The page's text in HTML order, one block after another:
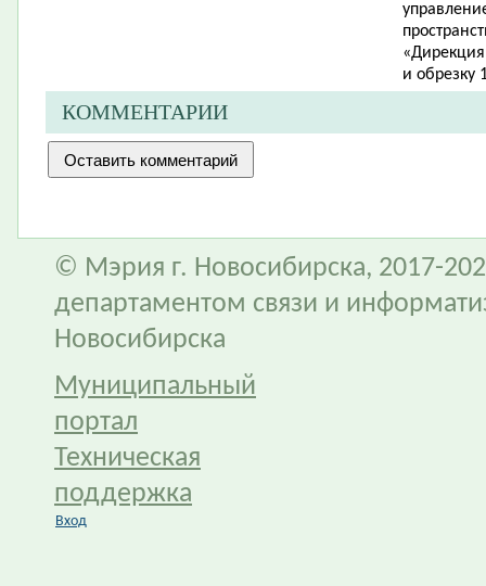
и обрезку
КОММЕНТАРИИ
© Мэрия г. Новосибирска, 2017-
департаментом связи и
Новосибирска
Муниципальный
портал
Техническая
поддержка
Вход